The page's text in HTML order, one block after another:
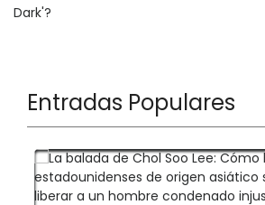
Entradas Populares